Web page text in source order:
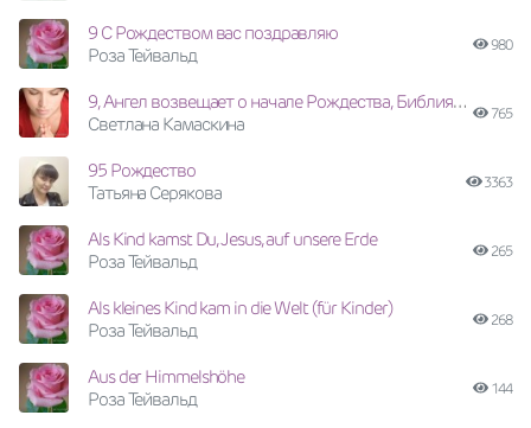
9 С Рождеством вас поздравляю
Роза Тейвальд
980
9, Ангел возвещает о начале Рождества, Библия, стих ЦХВЕ
Светлана Камаскина
765
95 Рождество
Татьяна Серякова
3363
Als Kind kamst Du, Jesus, auf unsere Erde
Роза Тейвальд
265
Als kleines Kind kam in die Welt (für Kinder)
Роза Тейвальд
268
Aus der Himmelshöhe
Роза Тейвальд
144